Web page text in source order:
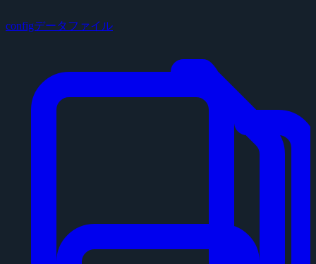
configデータファイル